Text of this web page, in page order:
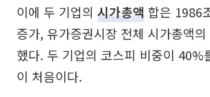
이에 두 기업의 시가총액 합은 1986
증가, 유가증권시장 전체 시가총액
했다. 두 기업의 코스피 비중이 40%
이 처음이다.